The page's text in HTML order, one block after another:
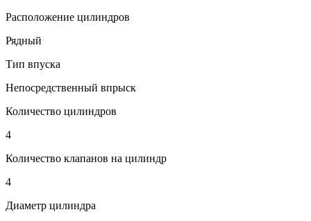
Расположение цилиндров
Рядный
Тип впуска
Непосредственный впрыск
Количество цилиндров
4
Количество клапанов на цилиндр
4
Диаметр цилиндра